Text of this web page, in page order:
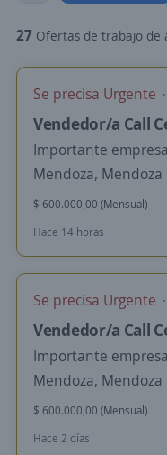
27 Ofertas de trabajo de atencion al cliente sin
Se precisa Urgente
Vendedor/a Call
Importante
Mendoza, Mendoza
$ 600.000,00 (Mensual)
Hace 14 horas
Se precisa Urgente
Vendedor/a Call
Importante
Mendoza, Mendoza
$ 600.000,00 (Mensual)
Hace 2 días